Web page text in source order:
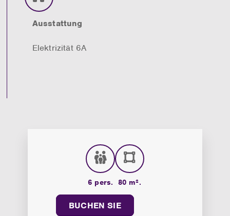
Ausstattung
Elektrizität 6A
6 pers. 80 m².
BUCHEN SIE